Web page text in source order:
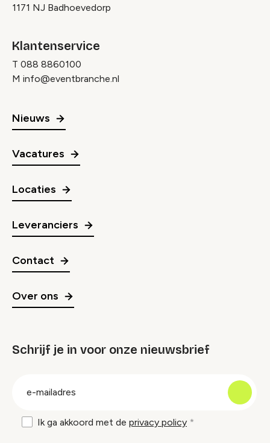
1171 NJ Badhoevedorp
Klantenservice
T 088 8860100
M info@eventbranche.nl
Nieuws
Vacatures
Locaties
Leveranciers
Contact
Over ons
Schrijf je in voor onze nieuwsbrief
Ik ga akkoord met de privacy policy